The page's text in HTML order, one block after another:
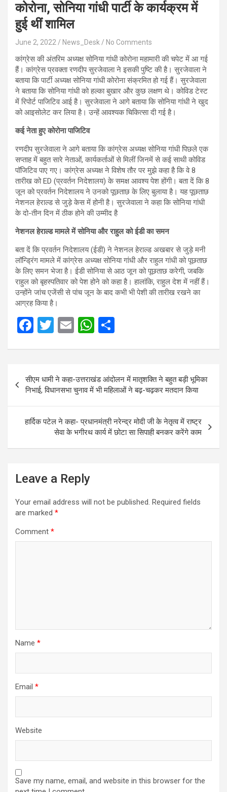
कोरोना, सोनिया गांधी पार्टी के कार्यक्रम में
हुई थीं शामिल
June 2, 2022 News_Desk No Comments
कांग्रेस की अंतरिम अध्यक्ष सोनिया गांधी कोरोना महामारी की चपेट में आ गई
हैं। कांग्रेस प्रवक्ता रणदीप सुरजेवाला ने इसकी पुष्टि की है। सुरजेवाला ने
बताया कि पार्टी अध्यक्ष सोनिया गांधी कोरोना संक्रमित हो गई हैं। सुरजेवाला
ने बताया कि सोनिया गांधी को हल्का बुखार और कुछ लक्षण थे। कोविड टेस्ट
में रिपोर्ट पाजिटिव आई है। सुरजेवाला ने आगे बताया कि सोनिया गांधी ने खुद
को आइसोलेट कर लिया है। उन्हें आवश्यक चिकित्सा दी गई है।
कई नेता हुए कोरोना पाजिटिव
रणदीप सुरजेवाला ने आगे बताया कि कांग्रेस अध्यक्ष सोनिया गांधी पिछले एक
सप्ताह में बहुत सारे नेताओं, कार्यकर्ताओं से मिलीं जिनमें से कई साथी कोविड
पॉजिटिव पाए गए। कांग्रेस अध्यक्ष ने विशेष तौर पर मुझे कहा है कि वे 8
तारीख को ED (प्रवर्तन निदेशालय) के समक्ष आवश्य पेश होंगी। बता दें कि 8
जून को प्रवर्तन निदेशालय ने उनको पूछताछ के लिए बुलाया है। यह पूछताछ
नेशनल हेराल्ड से जुड़े केस में होनी है। सुरजेवाला ने कहा कि सोनिया गांधी
के दो-तीन दिन में ठीक होने की उम्मीद है
नेशनल हेराल्ड मामले में सोनिया और राहुल को ईडी का समन
बता दें कि प्रवर्तन निदेशालय (ईडी) ने नेशनल हेराल्ड अखबार से जुड़े मनी
लॉन्ड्रिंग मामले में कांग्रेस अध्यक्ष सोनिया गांधी और राहुल गांधी को पूछताछ
के लिए समन भेजा है। ईडी सोनिया से आठ जून को पूछताछ करेगी, जबकि
राहुल को बृहस्पतिवार को पेश होने को कहा है। हालांकि, राहुल देश में नहीं हैं।
उन्होंने जांच एजेंसी से पांच जून के बाद कभी भी पेशी की तारीख रखने का
आग्रह किया है।
F
b
o
o
k
T
er
E
W
s
A
p
p
e
Post
navigation
सीएम धामी ने कहा-उत्तराखंड आंदोलन में मातृशक्ति ने बहुत बड़ी भूमिका
निभाई, विधानसभा चुनाव में भी महिलाओं ने बढ़-चढ़कर मतदान किया
हार्दिक पटेल ने कहा- प्रधानमंत्री नरेन्द्र मोदी जी के नेतृत्व में राष्ट्र
सेवा के भगीरथ कार्य में छोटा सा सिपाही बनकर करेंगे काम
Leave a Reply
Your email address will not be published. Required fields
are marked *
Comment *
Name *
Email *
Website
Save my name, email, and website in this browser for the